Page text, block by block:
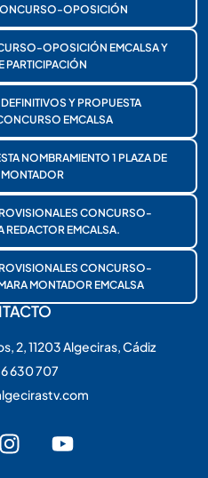
OPOSICIÓN
OPOSICIÓN EMCALSA Y
PARTICIPACIÓN
Y PROPUESTA
EMCALSA
NOMBRAMIENTO 1 PLAZA DE
CONCURSO-
REDACTOR EMCALSA.
CONCURSO-
MONTADOR EMCALSA
2, 11203 Algeciras, Cádiz
630 707